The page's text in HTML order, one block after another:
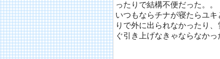
ったりで結構不便だった。。
いつもならチナが寝たらユ
りで外に出られなかったり
ぐ引き上げなきゃならなかっ